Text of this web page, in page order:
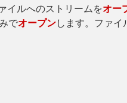
イルへのストリームをオー
でオープンします。ファ